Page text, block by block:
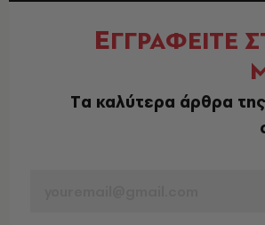
ΕΓΓΡΑΦΕΙΤΕ
Tα καλύτερα άρθρα